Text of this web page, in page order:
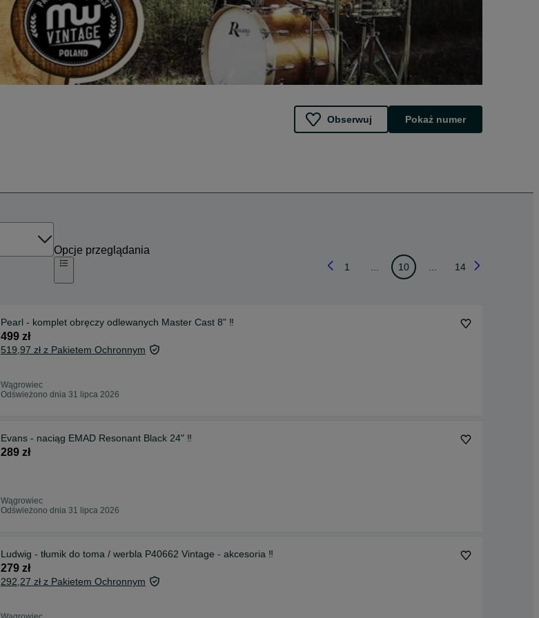
Obserwuj Pokaż numer
Opcje przeglądania
1 10 14
Pearl - komplet obręczy odlewanych Master Cast 8" ‼️
499 zł
519,97 zł z Pakietem Ochronnym
Wągrowiec
Odświeżono dnia 31 lipca 2026
Evans - naciąg EMAD Resonant Black 24" ‼️
289 zł
Wągrowiec
Odświeżono dnia 31 lipca 2026
Ludwig - tłumik do toma / werbla P40662 Vintage - akcesoria ‼️
279 zł
292,27 zł z Pakietem Ochronnym